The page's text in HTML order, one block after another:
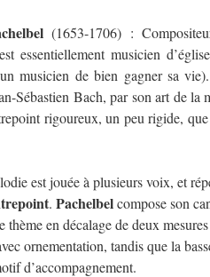
(1653-1706) :
essentiellement musicien
musicien de bien gagner sa
Sébastien Bach, par son art de la
rigoureux, un peu rigide,
est jouée à plusieurs voix, et
trepoint. Pachelbelcompose son
en décalage de deux
ornementation, tandis que la
d’accompagnement.